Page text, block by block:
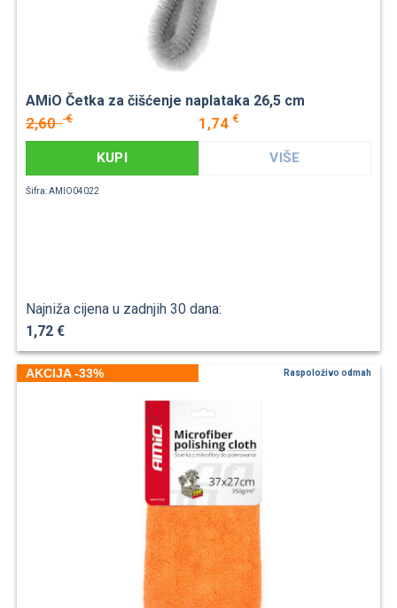
AMiO Četka za čišćenje naplataka 26,5 cm
2,60€ 1,74 €
KUPI VIŠE
Šifra: AMIO04022
Najniža cijena u zadnjih 30 dana:
1,72 €
AKCIJA -33% Raspoloživo odmah